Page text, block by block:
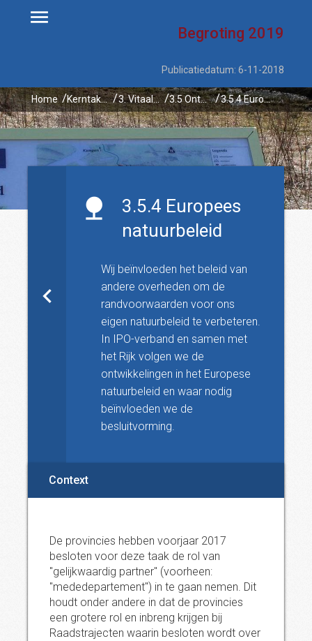
Begroting 2019
Publicatiedatum: 6-11-2018
Home Kerntaken 3. Vitaal platteland 3.5 Ontwikkeling beleid natuur en landelijk gebied 3.5.4 Europees natuurbeleid
3.5.4 Europees
natuurbeleid
Wij beïnvloeden het beleid van
andere overheden om de
randvoorwaarden voor ons
eigen natuurbeleid te verbeteren.
In IPO-verband en samen met
het Rijk volgen we de
ontwikkelingen in het Europese
natuurbeleid en waar nodig
beïnvloeden we de
besluitvorming.
Context
De provincies hebben voorjaar 2017
besloten voor deze taak de rol van
"gelijkwaardig partner" (voorheen:
"mededepartement") in te gaan nemen. Dit
houdt onder andere in dat de provincies
een grotere rol en inbreng krijgen bij
Raadstrajecten waarin besloten wordt over